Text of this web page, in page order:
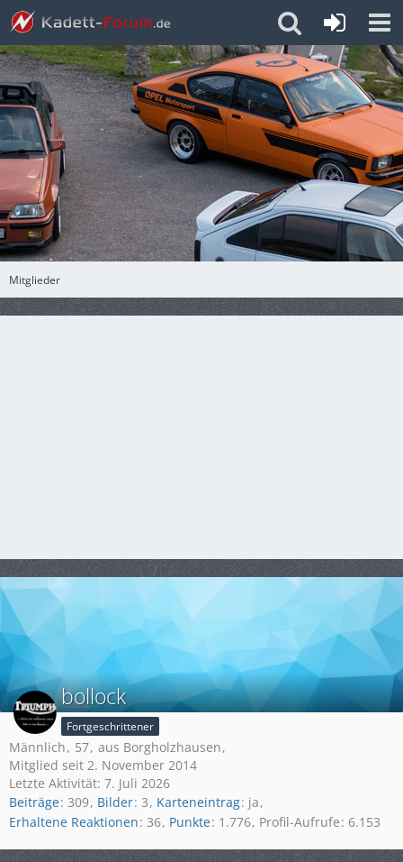
Mitglieder
bollock
Fortgeschrittener
Männlich 57 aus Borgholzhausen
Mitglied seit 2. November 2014
Letzte Aktivität: 7. Juli 2026
Beiträge 309 Bilder 3 Karteneintrag ja
Erhaltene Reaktionen 36 Punkte 1.776 Profil-Aufrufe 6.153